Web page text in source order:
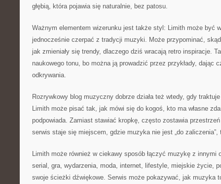
głębią, która pojawia się naturalnie, bez patosu.
Ważnym elementem wizerunku jest także styl: Limith może być
jednocześnie czerpać z tradycji muzyki. Może przypominać,
jak zmieniały się trendy, dlaczego dziś wracają retro inspiracje.
naukowego tonu, bo można ją prowadzić przez przykłady, dając
odkrywania.
Rozrywkowy blog muzyczny dobrze działa też wtedy, gdy
Limith może pisać tak, jak mówi się do kogoś, kto ma własne
podpowiada. Zamiast stawiać kropkę, często zostawia
serwis staje się miejscem, gdzie muzyka nie jest „do zaliczenia”,
Limith może również w ciekawy sposób łączyć muzykę z innymi
serial, gra, wydarzenia, moda, internet, lifestyle, miejskie życie,
swoje ścieżki dźwiękowe. Serwis może pokazywać, jak muzyka